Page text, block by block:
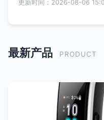
更新时间：2026-08-06
最新产品 PRODUCT